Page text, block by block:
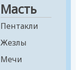
Масть
Пентакли
Жезлы
Мечи